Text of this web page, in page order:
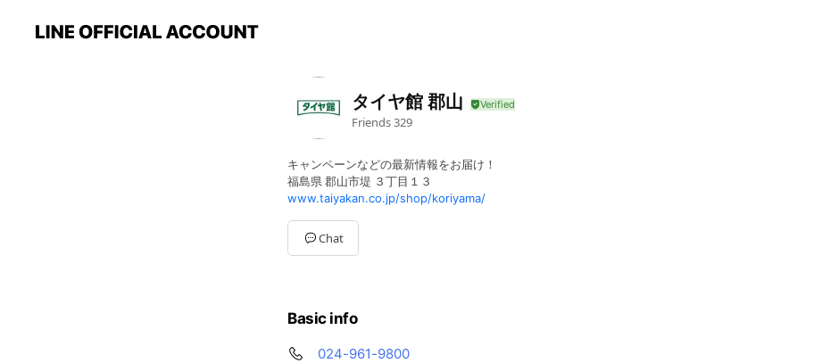
タイヤ館 郡山
Friends329
キャンペーンなどの最新情報をお届け！
福島県 郡山市堤 ３丁目１３
www.taiyakan.co.jp/shop/koriyama/
Chat
Basic info
024-961-9800